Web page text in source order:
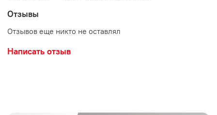
Отзывы
Отзывов еще никто не оставлял
Написать отзыв